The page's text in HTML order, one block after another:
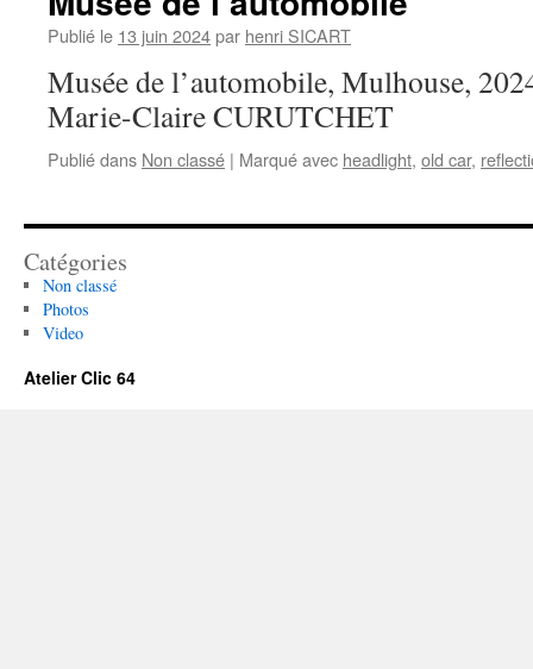
Publié le 13 juin 2024par henri SICART
Musée de l’automobile, Mulhouse,
Marie-Claire CURUTCHET
Publié dans Non classé | Marqué avec headlight, old car,
Catégories
Non classé
Photos
Video
Atelier Clic 64